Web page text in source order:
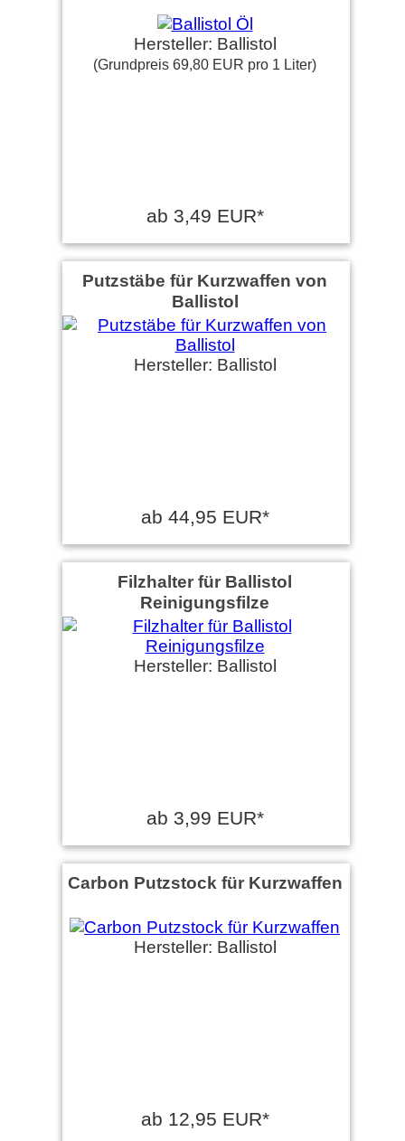
Hersteller: Ballistol
(Grundpreis 69,80 EUR pro 1 Liter)
ab 3,49 EUR*
Putzstäbe für Kurzwaffen von
Ballistol
Hersteller: Ballistol
ab 44,95 EUR*
Filzhalter für Ballistol
Reinigungsfilze
Hersteller: Ballistol
ab 3,99 EUR*
Carbon Putzstock für Kurzwaffen
Hersteller: Ballistol
ab 12,95 EUR*